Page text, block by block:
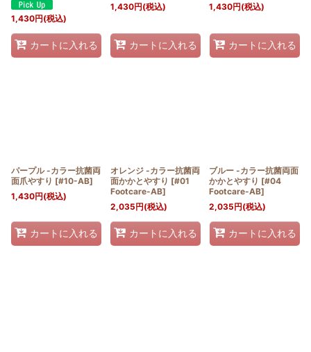
1,430円(税込)
カートに入れる
1,430円(税込)
カートに入れる
1,430円(税込)
カートに入れる
パープル -カラー抗菌両
面爪やすり [#10-AB]
1,430円(税込)
カートに入れる
オレンジ -カラー抗菌両
面かかとやすり [#01
Footcare-AB]
2,035円(税込)
カートに入れる
ブルー -カラー抗菌両面
かかとやすり [#04
Footcare-AB]
2,035円(税込)
カートに入れる